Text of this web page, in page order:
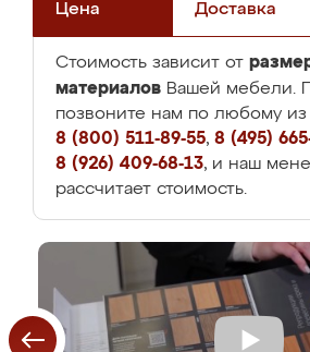
Цена Доставка
Стоимость зависит от
материалов Вашей мебели.
позвоните нам по любому
8 (800) 511-89-55, 8 (495)
8 (926) 409-68-13, и наш
рассчитает стоимость.